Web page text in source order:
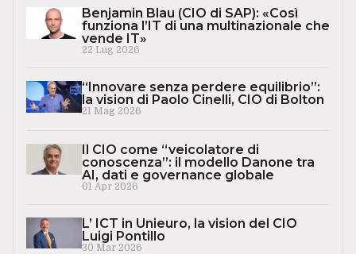
Benjamin Blau (CIO di SAP): «Così
funziona l’IT di una multinazionale che
vende IT»
22 Lug 2026
“Innovare senza perdere equilibrio”:
la vision di Paolo Cinelli, CIO di Bolton
21 Mag 2026
Il CIO come “veicolatore di
conoscenza”: il modello Danone tra
AI, dati e governance globale
01 Apr 2026
L’ ICT in Unieuro, la vision del CIO
Luigi Pontillo
30 Mar 2026